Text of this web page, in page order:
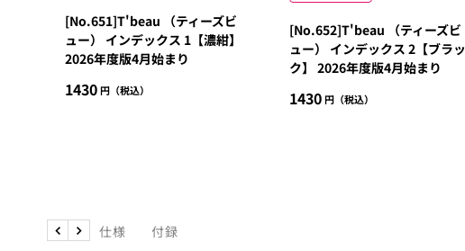
[No.651]T'beau （ティーズビ
ュー） インデックス 1【濃紺】
2026年度版4月始まり
セ
1430
[No.652]T'beau （ティーズビ
ュー） インデックス 2【ブラッ
ク】 2026年度版4月始まり
セ
1430
特徴 仕様 付録
戻 次